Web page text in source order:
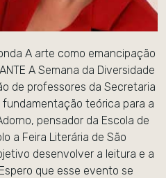
A arte como emancipação
A Semana da Diversidade
de professores da Secretaria
fundamentação teórica para a
pensador da Escola de
a Feira Literária de São
desenvolver a leitura e a
que esse evento se